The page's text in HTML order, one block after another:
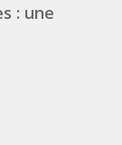
: une